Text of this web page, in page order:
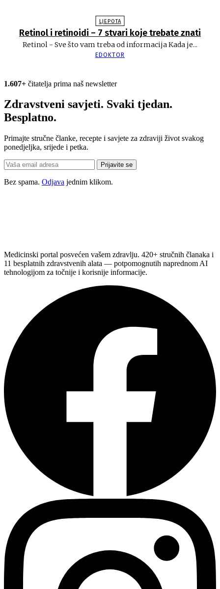
LJEPOTA
Retinol i retinoidi – 7 stvari koje trebate znati
Retinol - Sve što vam treba od informacija Kada je...
EDOKTOR
1.607+ čitatelja prima naš newsletter
Zdravstveni savjeti. Svaki tjedan.
Besplatno.
Primajte stručne članke, recepte i savjete za zdraviji život svakog
ponedjeljka, srijede i petka.
Prijavite se
Bez spama. Odjava jednim klikom.
Medicinski portal posvećen vašem zdravlju. 420+ stručnih članaka i
11 besplatnih zdravstvenih alata — potpomognutih naprednom AI
tehnologijom za točnije i korisnije informacije.